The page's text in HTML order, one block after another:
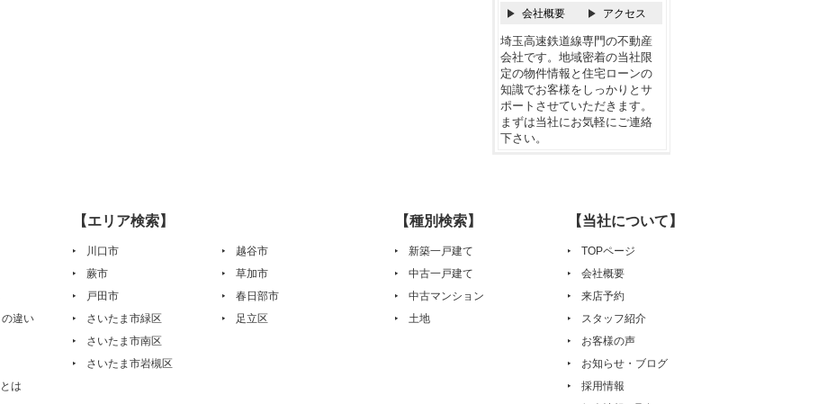
会社概要 アクセス
埼玉高速鉄道線専門の不動産
会社です。地域密着の当社限
定の物件情報と住宅ローンの
知識でお客様をしっかりとサ
ポートさせていただきます。
まずは当社にお気軽にご連絡
下さい。
の違い
は
【エリア検索】
川口市
蕨市
戸田市
さいたま市緑区
さいたま市南区
さいたま市岩槻区
越谷市
草加市
春日部市
足立区
【種別検索】
新築一戸建て
中古一戸建て
中古マンション
土地
【当社について】
TOPページ
会社概要
来店予約
スタッフ紹介
お客様の声
お知らせ・ブログ
採用情報